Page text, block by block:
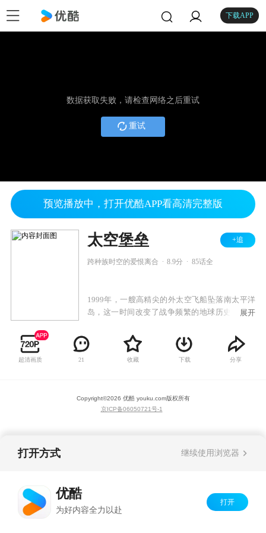
下载APP
数据获取失败，请检查网络之后重试
重试
预览播放中，打开优酷APP看高清完整版
太空堡垒 +追
跨种族时空的爱恨离合 8.9分 85话全
1999年，一艘高精尖的外太空飞船坠落南太平洋
岛，这一时间改变了战争频繁的地球历史。经过
名为”太空堡垒“。正当人类沉浸在一片自豪与喜
悦中时，来自银河深处的天顶星人逼近地球，从
早期的格罗佛船长、瑞克、麦克斯，到来自泰洛
空殖民的地球人与依靠史前能量生存的因维人的
地球争夺战，接连三次宇宙大战，无数英雄登
展开
超清画质 21 收藏 下载 分享
Copyright©2026 优酷 youku.com版权所有
京ICP备06050721号-1
打开方式 继续使用浏览器
优酷
为好内容全力以赴
打开